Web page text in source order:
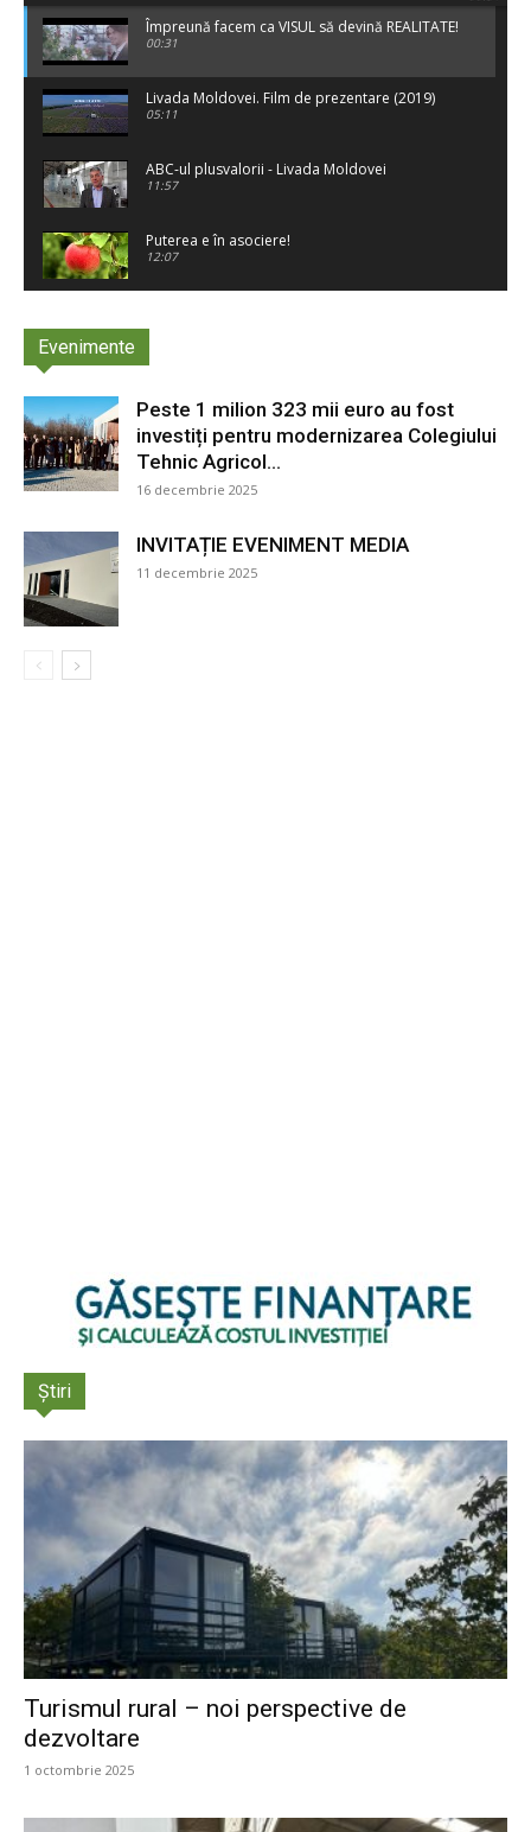
Împreună facem ca VISUL să devină REALITATE!
00:31
Livada Moldovei. Film de prezentare (2019)
05:11
ABC-ul plusvalorii - Livada Moldovei
11:57
Puterea e în asociere!
12:07
moderne
14:40
Evenimente
Peste 1 milion 323 mii euro au fost
investiți pentru modernizarea Colegiului
Tehnic Agricol...
16 decembrie 2025
INVITAȚIE EVENIMENT MEDIA
11 decembrie 2025
Știri
Turismul rural – noi perspective de
dezvoltare
1 octombrie 2025